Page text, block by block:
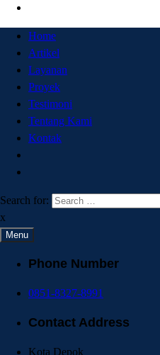
Home
Artikel
Layanan
Proyek
Testimoni
Tentang Kami
Kontak
Search for:
x
Menu
Phone Number
0851-8327-8991
Contact Address
Kota Depok